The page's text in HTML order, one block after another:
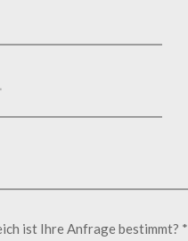
ist Ihre Anfrage bestimmt? *